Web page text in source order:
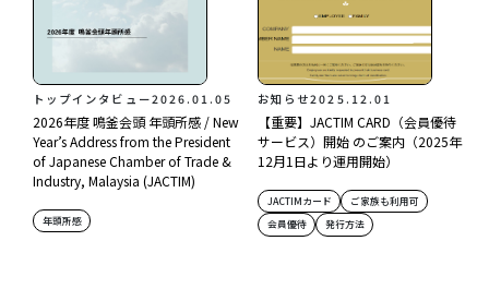
トップインタビュー2026.01.05
2026年度 鳴釜会頭 年頭所感 / New
Year’s Address from the President
of Japanese Chamber of Trade &
Industry, Malaysia (JACTIM)
年頭所感
お知らせ2025.12.01
【重要】JACTIM CARD（会員優待
サービス）開始 のご案内（2025年
12月1日より運用開始）
JACTIMカード
ご家族も利用可
会員優待
発行方法